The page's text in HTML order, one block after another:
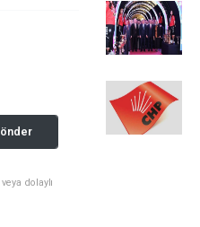
dolaylı